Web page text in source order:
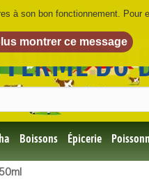
DU
Boissons Épicerie
à son bon fonctionnement. Pour